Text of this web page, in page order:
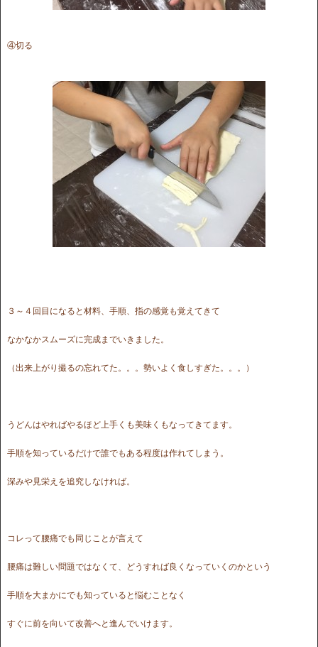
④切る
３～４回目になると材料、手順、指の感覚も覚えてきて
なかなかスムーズに完成までいきました。
（出来上がり撮るの忘れてた。。。勢いよく食しすぎた。。。）
うどんはやればやるほど上手くも美味くもなってきてます。
手順を知っているだけで誰でもある程度は作れてしまう。
深みや見栄えを追究しなければ。
コレって腰痛でも同じことが言えて
腰痛は難しい問題ではなくて、どうすれば良くなっていくのかという
手順を大まかにでも知っていると悩むことなく
すぐに前を向いて改善へと進んでいけます。